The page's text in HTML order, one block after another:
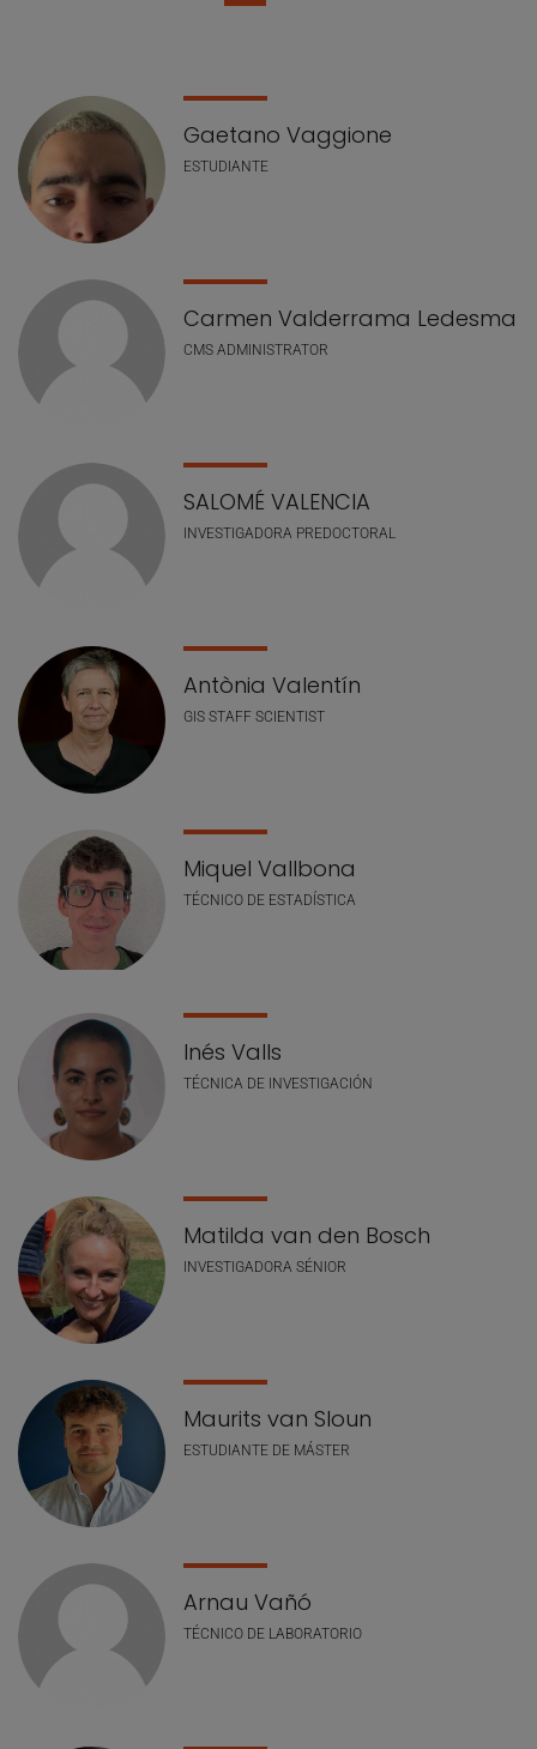
Lista de personal
Gaetano Vaggione
ESTUDIANTE
Carmen Valderrama Ledesma
CMS ADMINISTRATOR
SALOMÉ VALENCIA
INVESTIGADORA PREDOCTORAL
Antònia Valentín
GIS STAFF SCIENTIST
Miquel Vallbona
TÉCNICO DE ESTADÍSTICA
Inés Valls
TÉCNICA DE INVESTIGACIÓN
Matilda van den Bosch
INVESTIGADORA SÉNIOR
Maurits van Sloun
ESTUDIANTE DE MÁSTER
Arnau Vañó
TÉCNICO DE LABORATORIO